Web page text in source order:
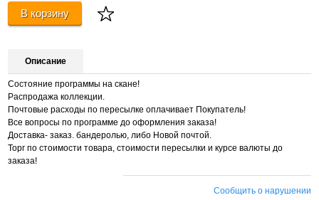
В корзину
Описание
Состояние программы на скане!
Распродажа коллекции.
Почтовые расходы по пересылке оплачивает Покупатель!
Все вопросы по программе до оформления заказа!
Доставка- заказ. бандеролью, либо Новой почтой.
Торг по стоимости товара, стоимости пересылки и курсе валюты до
заказа!
Сообщить о нарушении